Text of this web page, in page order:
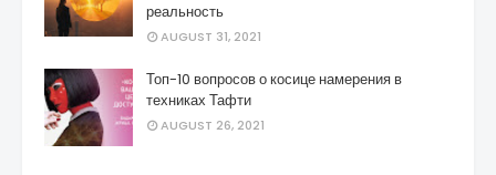
реальность
AUGUST 31, 2021
Топ-10 вопросов о косице намерения в
техниках Тафти
AUGUST 26, 2021